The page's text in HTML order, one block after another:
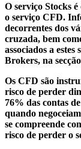
O serviço Stocks
o serviço CFD.
decorrentes dos
cruzada, bem
associados a
Brokers, na
Os CFD são
risco de perder
76% das contas
quando
se compreende
risco de perder o